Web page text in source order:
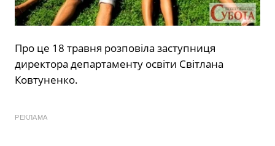
Про це 18 травня розповіла заступниця
директора департаменту освіти Світлана
Ковтуненко.
РЕКЛАМА